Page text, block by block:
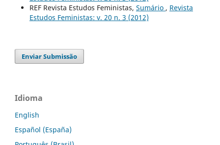
REF Revista Estudos Feministas, Sumário , Revista
Estudos Feministas: v. 20 n. 3 (2012)
Enviar Submissão
Idioma
English
Español (España)